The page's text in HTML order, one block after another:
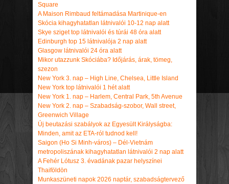
Square
A Maison Rimbaud feltámadása Martinique-en
Skócia kihagyhatatlan látnivalói 10-12 nap alatt
Skye sziget top látnivalói és túrái 48 óra alatt
Edinburgh top 15 látnivalója 2 nap alatt
Glasgow látnivalói 24 óra alatt
Mikor utazzunk Skóciába? Időjárás, árak, tömeg,
szezon
New York 3. nap – High Line, Chelsea, Little Island
New York top látnivalói 1 hét alatt
New York 1. nap – Harlem, Central Park, 5th Avenue
New York 2. nap – Szabadság-szobor, Wall street,
Greenwich Village
Új beutazási szabályok az Egyesült Királyságba:
Minden, amit az ETA-ról tudnod kell!
Saigon (Ho Si Minh-város) – Dél-Vietnám
metropoliszának kihagyhatatlan látnivalói 2 nap alatt
A Fehér Lótusz 3. évadának pazar helyszínei
Thaiföldön
Munkaszüneti napok 2026 naptár, szabadságtervező